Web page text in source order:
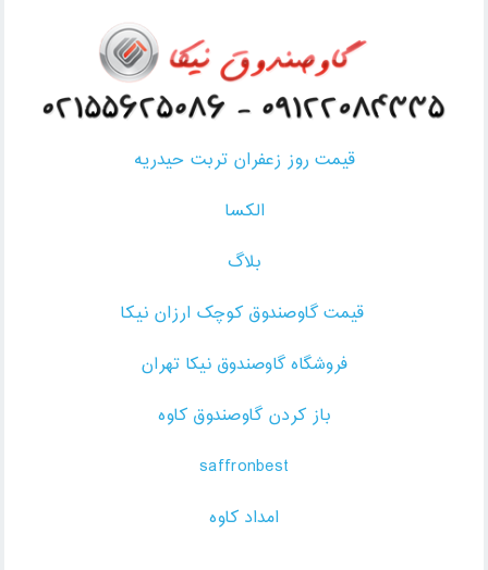
قیمت روز زعفران تربت حیدریه
الکسا
بلاگ
قیمت گاوصندوق کوچک ارزان نیکا
فروشگاه گاوصندوق نیکا تهران
باز کردن گاوصندوق کاوه
saffronbest
امداد کاوه